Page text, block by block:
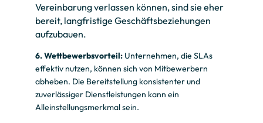
Vereinbarung verlassen können, sind sie eher
bereit, langfristige Geschäftsbeziehungen
aufzubauen.
6. Wettbewerbsvorteil: Unternehmen, die SLAs
effektiv nutzen, können sich von Mitbewerbern
abheben. Die Bereitstellung konsistenter und
zuverlässiger Dienstleistungen kann ein
Alleinstellungsmerkmal sein.